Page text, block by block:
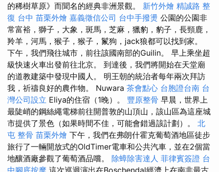
的稀樹草原》而聞名的經典非洲景觀。 新竹外燴 精誠路 整
復 台中 苗栗外燴 嘉義徵信公司 台中手撥燙 公園的公園非
常富裕，獅子，大象，斑馬，芝麻，獵豹，豹子，長頸鹿，
羚羊，河馬，猴子，猴子，鬣狗，jack狼都可以找到家。
下午，我們飛往城市，前往該國南部的Guilin。 早上乘坐超
級快速火車出發前往北京。 到達後，我們將開始在天堂廟
的道教建築中發現中國人。 明王朝的統治者每年兩次拜訪
我，祈禱良好的農作物。 Nuwara 茶會點心 台胞證台南 台
灣公司設立 Eliya的住​​宿（1晚）。 豐原整骨 早晨，世界上
最陡峭的鋼絲繩電梯前往開普敦的山頂山，該山區為這座城
市提供了景色（如果時間不佳，可能會錯過該計劃）。 北
屯 整骨 苗栗外燴 下午，我們在弗朗什霍克葡萄酒地區徒步
旅行了一輛開放式的OldTimer電車和公共汽車，並在2個當
地釀酒廠參觀了葡萄酒品嚐。 除蟑除害達人 菲律賓簽證 台
中腳底按摩 這次巡迴演出在Boschendal經濟上在南非最古